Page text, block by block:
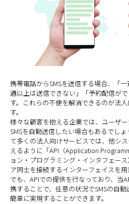
携帯電話からSMSを送信する場合、「
通以上は送信できない」「予約配信が
す。これらの不便を解消できるのが法
す。
様々な顧客を抱える企業では、ユーザ
SMSを自動送信したい場合もあるでし
て多くの法人向けサービスでは、他シ
えるように「API（Application
ョン・プログラミング・インタフェー
ア同士を接続するインターフェイスを
でも、APIでの提供を行なっており、当
携することで、任意の状況でSMSの自
簡単に実現することができます。